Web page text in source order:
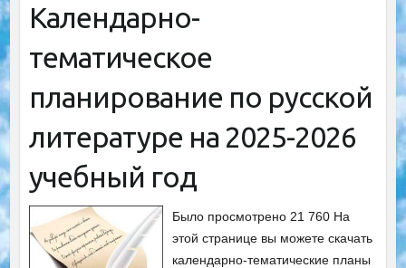
Календарно-
тематическое
планирование по русской
литературе на 2025-2026
учебный год
Было просмотрено 21 760 На
этой странице вы можете скачать
календарно-тематические планы